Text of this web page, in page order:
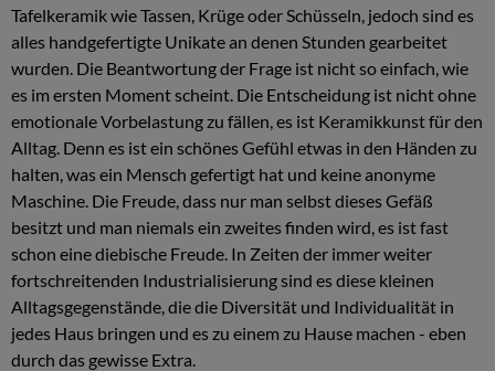
Tafelkeramik wie Tassen, Krüge oder Schüsseln, jedoch sind es
alles handgefertigte Unikate an denen Stunden gearbeitet
wurden. Die Beantwortung der Frage ist nicht so einfach, wie
es im ersten Moment scheint. Die Entscheidung ist nicht ohne
emotionale Vorbelastung zu fällen, es ist Keramikkunst für den
Alltag. Denn es ist ein schönes Gefühl etwas in den Händen zu
halten, was ein Mensch gefertigt hat und keine anonyme
Maschine. Die Freude, dass nur man selbst dieses Gefäß
besitzt und man niemals ein zweites finden wird, es ist fast
schon eine diebische Freude. In Zeiten der immer weiter
fortschreitenden Industrialisierung sind es diese kleinen
Alltagsgegenstände, die die Diversität und Individualität in
jedes Haus bringen und es zu einem zu Hause machen - eben
durch das gewisse Extra.